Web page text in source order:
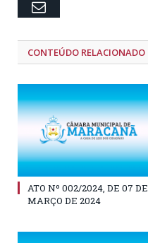
Email
CONTEÚDO RELACIONADO
ATO Nº 002/2024, DE 07 DE
MARÇO DE 2024